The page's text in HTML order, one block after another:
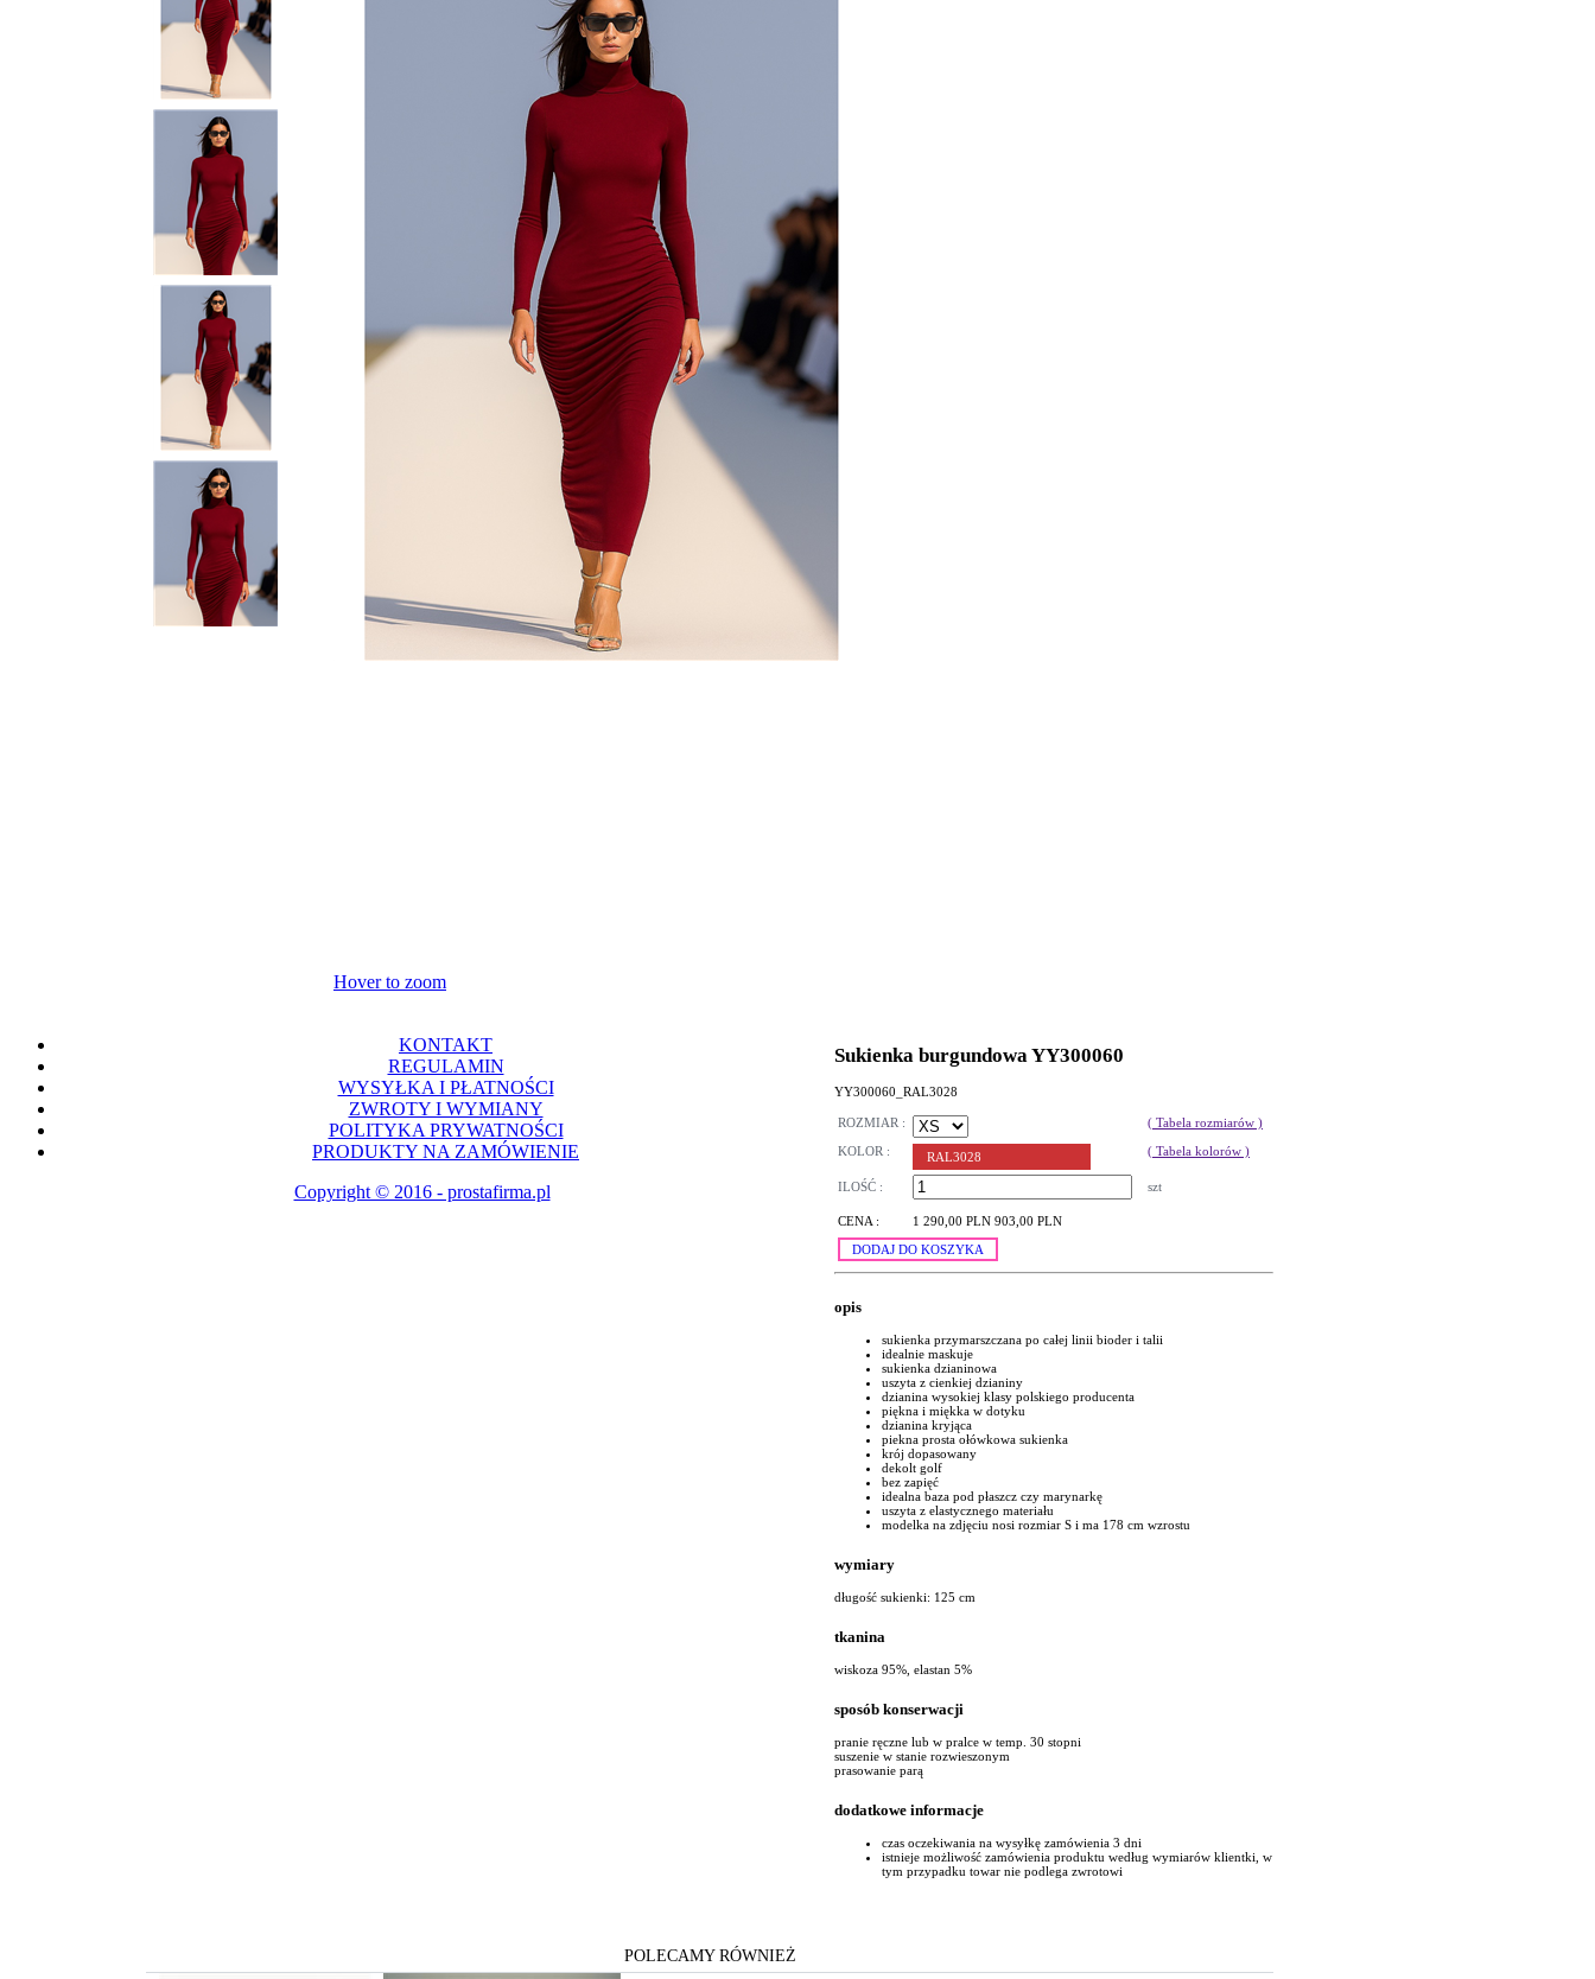
Hover to zoom
Sukienka burgundowa YY300060
YY300060_RAL3028
ROZMIAR :
( Tabela rozmiarów )
KOLOR :
RAL3028 ( Tabela kolorów )
ILOŚĆ : szt
CENA : 1 290,00 PLN 903,00 PLN
DODAJ DO KOSZYKA
opis
sukienka przymarszczana po całej linii bioder i talii
idealnie maskuje
sukienka dzianinowa
uszyta z cienkiej dzianiny
dzianina wysokiej klasy polskiego producenta
piękna i miękka w dotyku
dzianina kryjąca
piekna prosta ołówkowa sukienka
krój dopasowany
dekolt golf
bez zapięć
idealna baza pod płaszcz czy marynarkę
uszyta z elastycznego materiału
modelka na zdjęciu nosi rozmiar S i ma 178 cm wzrostu
wymiary
długość sukienki: 125 cm
tkanina
wiskoza 95%, elastan 5%
sposób konserwacji
pranie ręczne lub w pralce w temp. 30 stopni
suszenie w stanie rozwieszonym
prasowanie parą
dodatkowe informacje
czas oczekiwania na wysyłkę zamówienia 3 dni
istnieje możliwość zamówienia produktu według wymiarów klientki, w
tym przypadku towar nie podlega zwrotowi
POLECAMY RÓWNIEŻ
KONTAKT
REGULAMIN
WYSYŁKA I PŁATNOŚCI
ZWROTY I WYMIANY
POLITYKA PRYWATNOŚCI
PRODUKTY NA ZAMÓWIENIE
Copyright © 2016 - prostafirma.pl